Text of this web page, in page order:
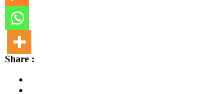
Share :